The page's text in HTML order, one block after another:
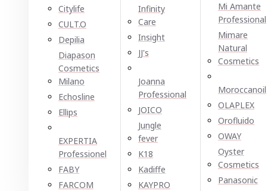
Citylife
CULT.O
Depilia
Diapason
Cosmetics
Milano
Echosline
Ellірѕ
EXPERTIA
Professionel
FABY
FARCOM
Infinity
Care
Insight
JJ's
Joanna
Professional
JOICO
Jungle
fever
K18
Kadiffe
KAYPRO
Mi Amante
Professional
Mimare
Natural
Cosmetics
Moroccanoil
OLAPLEX
Orofluido
OWAY
Oyster
Cosmetics
Panasonic